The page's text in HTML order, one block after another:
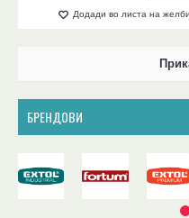
Додади во листа на желби
БРЕНДОВИ